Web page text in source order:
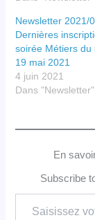
Newsletter 2021/
Dernières
soirée Métiers du
19 mai 2021
4 juin 2021
Dans "Newsletter"
En
Subscribe
votre